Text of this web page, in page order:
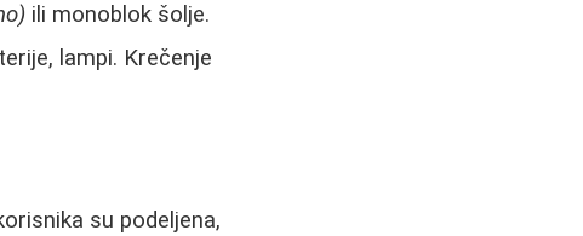
ili monoblok šolje.
lampi. Krečenje
su podeljena,